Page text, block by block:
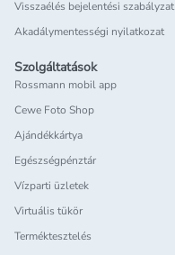
Visszaélés bejelentési szabályzat
Akadálymentességi nyilatkozat
Szolgáltatások
Rossmann mobil app
Cewe Foto Shop
Ajándékkártya
Egészségpénztár
Vízparti üzletek
Virtuális tükör
Terméktesztelés